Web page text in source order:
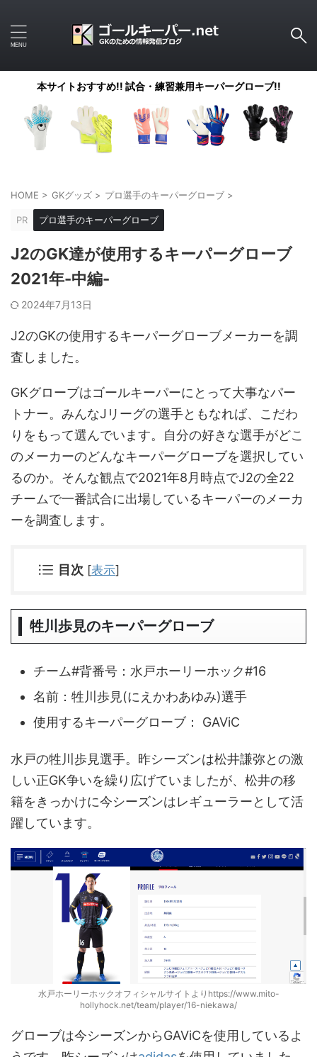
本サイトおすすめ!! 試合・練習兼用キーパーグローブ!!
HOME > GKグッズ > プロ選手のキーパーグローブ >
PR プロ選手のキーパーグローブ
J2のGK達が使用するキーパーグローブ
2021年-中編-
2024年7月13日
J2のGKの使用するキーパーグローブメーカーを調
査しました。
GKグローブはゴールキーパーにとって大事なパー
トナー。みんなJリーグの選手ともなれば、こだわ
りをもって選んでいます。自分の好きな選手がどこ
のメーカーのどんなキーパーグローブを選択してい
るのか。そんな観点で2021年8月時点でJ2の全22
チームで一番試合に出場しているキーパーのメーカ
ーを調査します。
目次 [表示]
牲川歩見のキーパーグローブ
チーム#背番号：水戸ホーリーホック#16
名前：牲川歩見(にえかわあゆみ)選手
使用するキーパーグローブ： GAViC
水戸の牲川歩見選手。昨シーズンは松井謙弥との激
しい正GK争いを繰り広げていましたが、松井の移
籍をきっかけに今シーズンはレギューラーとして活
躍しています。
水戸ホーリーホックオフィシャルサイトよりhttps://www.mito-
hollyhock.net/team/player/16-niekawa/
グローブは今シーズンからGAViCを使用しているよ